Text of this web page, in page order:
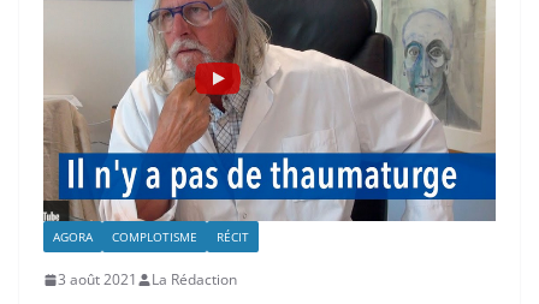
AGORA COMPLOTISME RÉCIT
3 août 2021 La Rédaction